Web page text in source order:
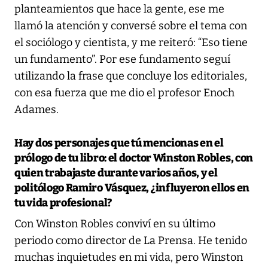
planteamientos que hace la gente, ese me
llamó la atención y conversé sobre el tema con
el sociólogo y cientista, y me reiteró: “Eso tiene
un fundamento”. Por ese fundamento seguí
utilizando la frase que concluye los editoriales,
con esa fuerza que me dio el profesor Enoch
Adames.
Hay dos personajes que tú mencionas en el
prólogo de tu libro: el doctor Winston Robles, con
quien trabajaste durante varios años, y el
politólogo Ramiro Vásquez, ¿influyeron ellos en
tu vida profesional?
Con Winston Robles conviví en su último
periodo como director de La Prensa. He tenido
muchas inquietudes en mi vida, pero Winston